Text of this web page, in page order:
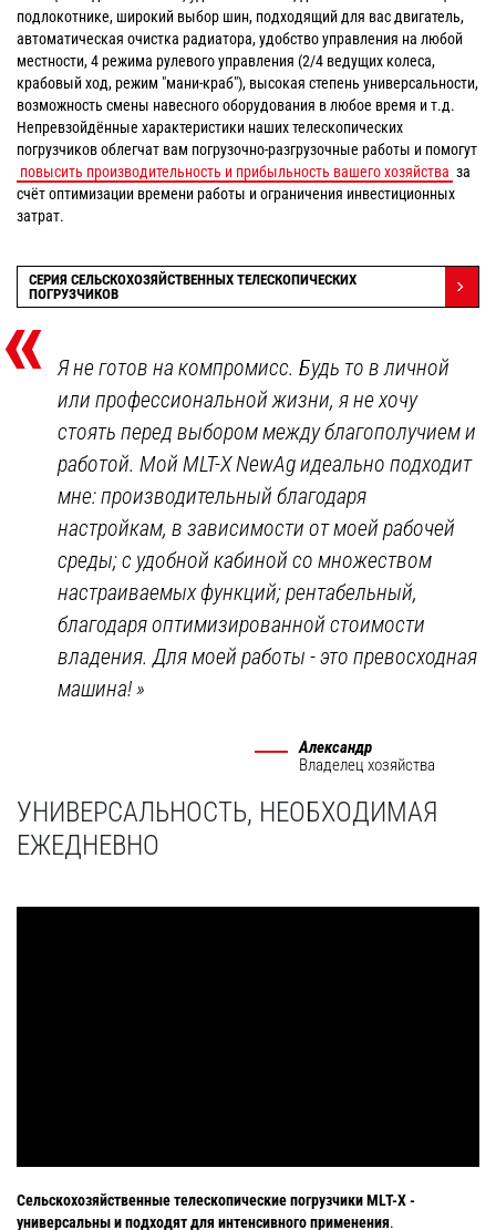
подлокотнике, широкий выбор шин, подходящий для вас двигатель,
автоматическая очистка радиатора, удобство управления на любой
местности, 4 режима рулевого управления (2/4 ведущих колеса,
крабовый ход, режим "мани-краб"), высокая степень универсальности,
возможность смены навесного оборудования в любое время и т.д.
Непревзойдённые характеристики наших телескопических
погрузчиков облегчат вам погрузочно-разгрузочные работы и помогут
повысить производительность и прибыльность вашего хозяйства за
счёт оптимизации времени работы и ограничения инвестиционных
затрат.
СЕРИЯ СЕЛЬСКОХОЗЯЙСТВЕННЫХ ТЕЛЕСКОПИЧЕСКИХ
ПОГРУЗЧИКОВ
« Я не готов на компромисс. Будь то в личной
или профессиональной жизни, я не хочу
стоять перед выбором между благополучием и
работой. Мой MLT-X NewAg идеально подходит
мне: производительный благодаря
настройкам, в зависимости от моей рабочей
среды; с удобной кабиной со множеством
настраиваемых функций; рентабельный,
благодаря оптимизированной стоимости
владения. Для моей работы - это превосходная
машина!»
Александр
Владелец хозяйства
УНИВЕРСАЛЬНОСТЬ, НЕОБХОДИМАЯ
ЕЖЕДНЕВНО
Сельскохозяйственные телескопические погрузчикиMLT-X-
универсальны и подходят для интенсивного применения.